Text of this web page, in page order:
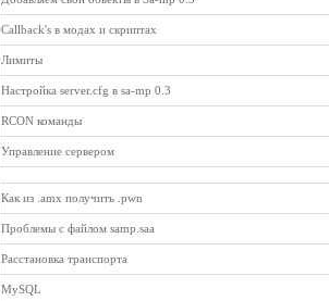
Callback's в модах и скриптах
Лимиты
Настройка server.cfg в sa-mp 0.3
RCON команды
Управление сервером
Как из .аmх получить .pwn
Проблемы с файлом samp.saa
Расстановка транспорта
MySQL